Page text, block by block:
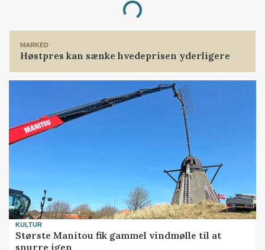
Loading...
MARKED
Høstpres kan sænke hvedeprisen yderligere
KULTUR
Største Manitou fik gammel vindmølle til at
snurre igen